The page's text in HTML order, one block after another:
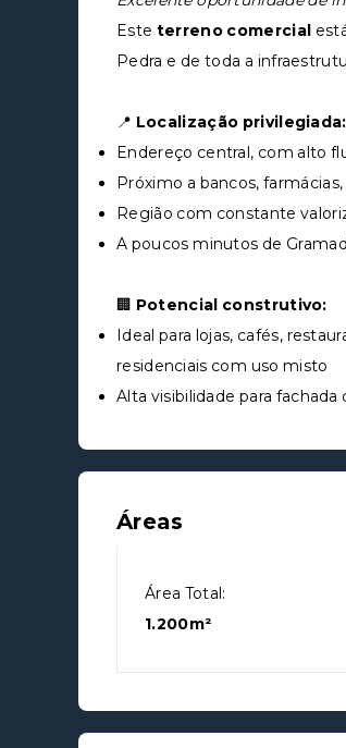
Este terreno comercial
Pedra e de toda a
📍 Localização privilegiada:
Endereço central, com alto
Próximo a bancos,
Região com constante
A poucos minutos de
🏢 Potencial construtivo:
Ideal para lojas, cafés,
residenciais com uso misto
Alta visibilidade para fachada
Áreas
Área Total:
1.200m²